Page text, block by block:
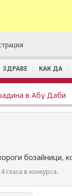
ЗДРАВЕ КАК ДА
в Абу Даби
бозайници,
гласа в конкурса.